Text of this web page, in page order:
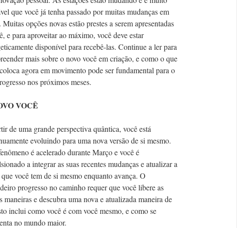
que você já tenha passado por muitas mudanças em
opções novas estão prestes a serem apresentadas
e para aproveitar ao máximo, você deve estar
disponível para recebê-las. Continue a ler para
mais sobre o novo você em criação, e como o que
agora em movimento pode ser fundamental para o
nos próximos meses.
VOCÊ
de uma grande perspectiva quântica, você está
evoluindo para uma nova versão de si mesmo.
é acelerado durante Março e você é
a integrar as suas recentes mudanças e atualizar a
você tem de si mesmo enquanto avança. O
progresso no caminho requer que você libere as
maneiras e descubra uma nova e atualizada maneira de
inclui como você é com você mesmo, e como se
no mundo maior.